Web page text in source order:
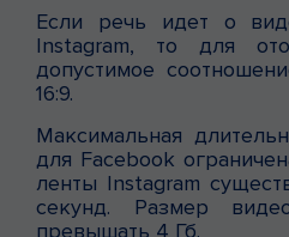
Если речь идет о
Instagram, то для
допустимое
16:9.
Максимальная
для Facebook
ленты Instagram
секунд. Размер
превышать 4 Гб.